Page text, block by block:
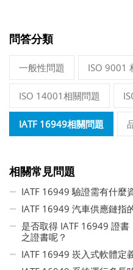
問答分類
一般性問題 ISO 9001
ISO 14001相關問題
IATF 16949相關問題
相關常見問題
IATF 16949 驗證需有什麼
IATF 16949 汽車供應鏈指
是否取得 IATF 16949 證
之證書呢？
IATF 16949 崁入式軟體定